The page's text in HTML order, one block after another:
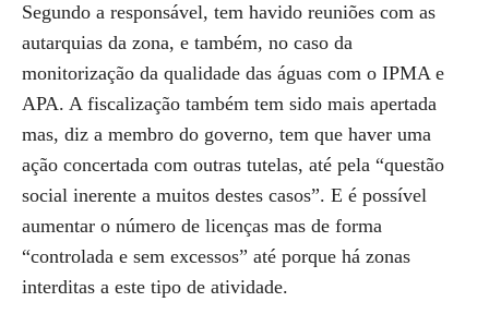
Segundo a responsável, tem havido reuniões com as
autarquias da zona, e também, no caso da
monitorização da qualidade das águas com o IPMA e
APA. A fiscalização também tem sido mais apertada
mas, diz a membro do governo, tem que haver uma
ação concertada com outras tutelas, até pela “questão
social inerente a muitos destes casos”. E é possível
aumentar o número de licenças mas de forma
“controlada e sem excessos” até porque há zonas
interditas a este tipo de atividade.